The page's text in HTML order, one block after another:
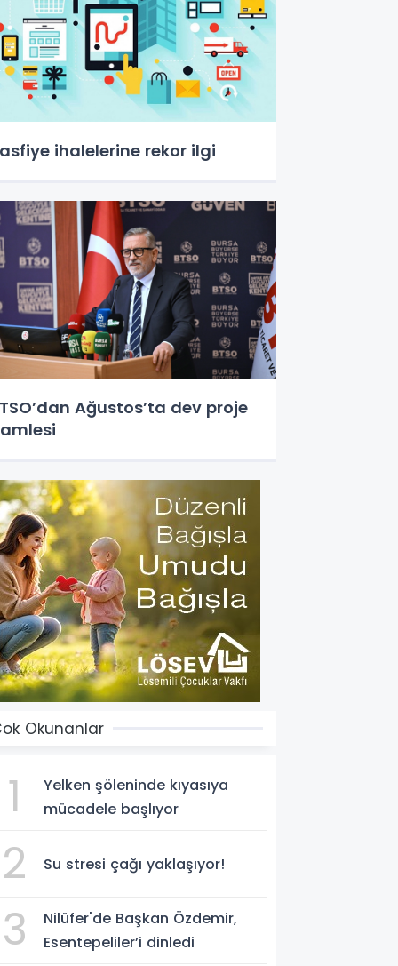
ihalelerine rekor ilgi
Ağustos’ta dev proje
Okunanlar
1
Yelken şöleninde kıyasıya
mücadele başlıyor
2 Su stresi çağı yaklaşıyor!
3
Nilüfer'de Başkan Özdemir,
Esentepeliler’i dinledi